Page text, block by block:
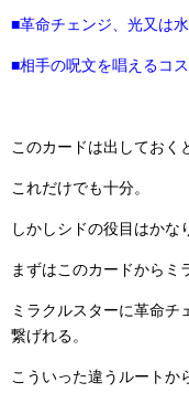
■革命チェンジ、光又は
■相手の呪文を唱えるコ
このカードは出しておく
これだけでも十分。
しかしシドの役目はかな
まずはこのカードからミ
ミラクルスターに革命
繋げれる。
こういった違うルートか